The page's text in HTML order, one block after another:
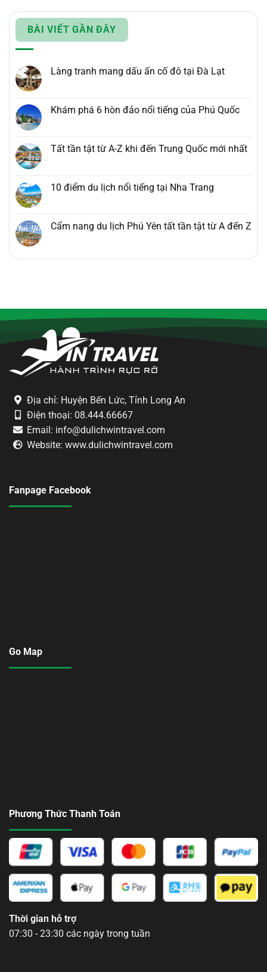
BÀI VIẾT GẦN ĐÂY
Làng tranh mang dấu ấn cố đô tại Đà Lạt
Khám phá 6 hòn đảo nổi tiếng của Phú Quốc
Tất tần tật từ A-Z khi đến Trung Quốc mới nhất
10 điểm du lịch nổi tiếng tại Nha Trang
Cẩm nang du lịch Phú Yên tất tần tật từ A đến Z
Địa chỉ: Huyện Bến Lức, Tỉnh Long An
Điện thoại: 08.444.66667
Email: info@dulichwintravel.com
Website: www.dulichwintravel.com
Fanpage Facebook
Go Map
Phương Thức Thanh Toán
Thời gian hỗ trợ
07:30 - 23:30 các ngày trong tuần